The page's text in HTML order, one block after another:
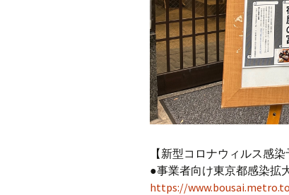
【新型コロナウィルス感染
●事業者向け東京都感染拡
https://